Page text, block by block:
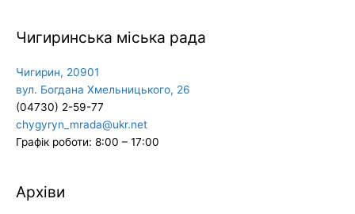
Чигиринська міська рада
Чигирин, 20901
вул. Богдана Хмельницького, 26
(04730) 2-59-77
chygyryn_mrada@ukr.net
Графік роботи: 8:00 – 17:00
Архіви
Архіви